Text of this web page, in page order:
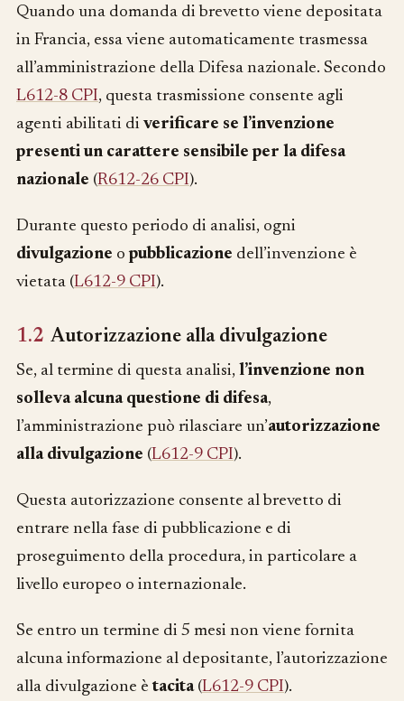
Quando una domanda di brevetto viene depositata
in Francia, essa viene automaticamente trasmessa
all’amministrazione della Difesa nazionale. Secondo
L612-8 CPI, questa trasmissione consente agli
agenti abilitati di verificare se l’invenzione
presenti un carattere sensibile per la difesa
nazionale (R612-26 CPI).
Durante questo periodo di analisi, ogni
divulgazione opubblicazione dell’invenzione è
vietata (L612-9 CPI).
1.2 Autorizzazione alla divulgazione
Se, al termine di questa analisi, l’invenzione non
solleva alcuna questione di difesa,
l’amministrazione può rilasciare un’autorizzazione
alla divulgazione (L612-9 CPI).
Questa autorizzazione consente al brevetto di
entrare nella fase di pubblicazione e di
proseguimento della procedura, in particolare a
livello europeo o internazionale.
Se entro un termine di 5 mesi non viene fornita
alcuna informazione al depositante, l’autorizzazione
alla divulgazione ètacita(L612-9 CPI).